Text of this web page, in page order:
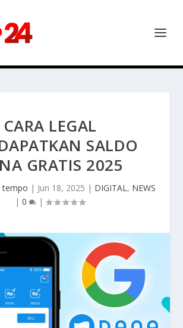
CARA LEGAL
SALDO
GRATIS 2025
tempo | Jun 18, 2025 | DIGITAL, NEWS
| 0 |